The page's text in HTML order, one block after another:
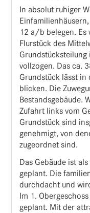
In absolut ruhiger
12 a/b belegen. Es
Flurstück des
vollzogen. Das ca.
Grundstück lässt in
blicken. Die
Bestandsgebäude.
Zufahrt links vom
Grundstück sind
genehmigt, von
zugeordnet sind.
Das Gebäude ist
geplant. Die
durchdacht und
Im 1.
geplant. Mit der